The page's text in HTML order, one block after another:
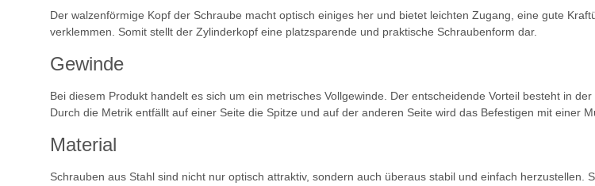
Der walzenförmige Kopf der Schraube macht optisch einiges her und bietet leichten Zugang, eine gute
verklemmen. Somit stellt der Zylinderkopf eine platzsparende und praktische Schraubenform dar.
Gewinde
Bei diesem Produkt handelt es sich um ein metrisches Vollgewinde. Der entscheidende Vorteil besteht in
Durch die Metrik entfällt auf einer Seite die Spitze und auf der anderen Seite wird das Befestigen mit einer
Material
Schrauben aus Stahl sind nicht nur optisch attraktiv, sondern auch überaus stabil und einfach